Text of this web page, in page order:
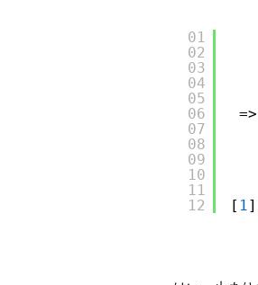
01
02
03
04
05
06
07
08
09
10
11
12
[ 1